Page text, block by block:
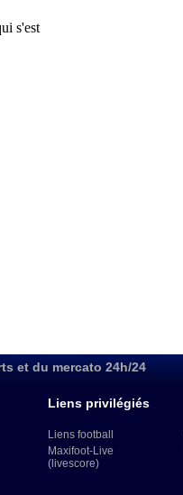
et du mercato 24h/24
Liens privilégiés
Liens football
Maxifoot-Live
(livescore)